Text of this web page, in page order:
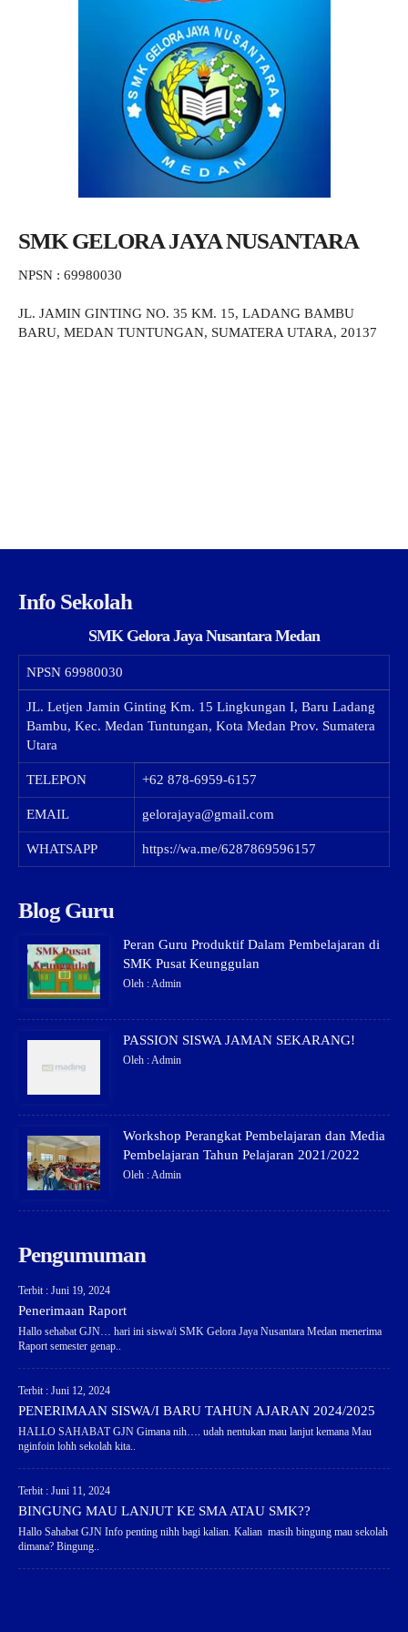
SMK GELORA JAYA NUSANTARA
NPSN : 69980030
JL. JAMIN GINTING NO. 35 KM. 15, LADANG BAMBU
BARU, MEDAN TUNTUNGAN, SUMATERA UTARA, 20137
Info Sekolah
SMK Gelora Jaya Nusantara Medan
NPSN 69980030
JL. Letjen Jamin Ginting Km. 15 Lingkungan I, Baru Ladang
Bambu, Kec. Medan Tuntungan, Kota Medan Prov. Sumatera
Utara
TELEPON +62 878-6959-6157
EMAIL gelorajaya@gmail.com
WHATSAPP https://wa.me/6287869596157
Blog Guru
Peran Guru Produktif Dalam Pembelajaran di
SMK Pusat Keunggulan
Oleh : Admin
PASSION SISWA JAMAN SEKARANG!
Oleh : Admin
Workshop Perangkat Pembelajaran dan Media
Pembelajaran Tahun Pelajaran 2021/2022
Oleh : Admin
Pengumuman
Terbit : Juni 19, 2024
Penerimaan Raport
Hallo sehabat GJN… hari ini siswa/i SMK Gelora Jaya Nusantara Medan menerima
Raport semester genap..
Terbit : Juni 12, 2024
PENERIMAAN SISWA/I BARU TAHUN AJARAN 2024/2025
HALLO SAHABAT GJN Gimana nih…. udah nentukan mau lanjut kemana Mau
nginfoin lohh sekolah kita..
Terbit : Juni 11, 2024
BINGUNG MAU LANJUT KE SMA ATAU SMK??
Hallo Sahabat GJN Info penting nihh bagi kalian. Kalian masih bingung mau sekolah
dimana? Bingung..